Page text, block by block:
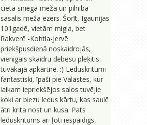
cieta sniega mežā un pilnībā
sasalis meža ezers. Šorīt, Igaunijas
101gadē, vietām migla, bet
Rakverē -Kohtla-Jervē
priekšpusdienā noskaidrojās,
vienīgais skaidru debesu pleķītis
tuvākajā apkārtnē. :) Leduskritumi
fantastiski, īpaši pie Valastes, kur
laikam iepriekšējos salos tuvējie
koki ar biezu ledus kārtu, kas saulē
ātri krita nost un kusa. Pats
leduskritums arī ļoti iespaidīgs,